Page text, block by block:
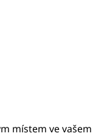
místem ve vašem